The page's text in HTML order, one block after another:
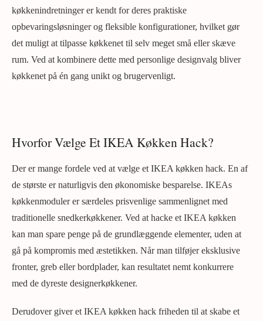
køkkenindretninger er kendt for deres praktiske
opbevaringsløsninger og fleksible konfigurationer, hvilket gør
det muligt at tilpasse køkkenet til selv meget små eller skæve
rum. Ved at kombinere dette med personlige designvalg bliver
køkkenet på én gang unikt og brugervenligt.
Hvorfor Vælge Et IKEA Køkken Hack?
Der er mange fordele ved at vælge et IKEA køkken hack. En af
de største er naturligvis den økonomiske besparelse. IKEAs
køkkenmoduler er særdeles prisvenlige sammenlignet med
traditionelle snedkerkøkkener. Ved at hacke et IKEA køkken
kan man spare penge på de grundlæggende elementer, uden at
gå på kompromis med æstetikken. Når man tilføjer eksklusive
fronter, greb eller bordplader, kan resultatet nemt konkurrere
med de dyreste designerkøkkener.
Derudover giver et IKEA køkken hack friheden til at skabe et